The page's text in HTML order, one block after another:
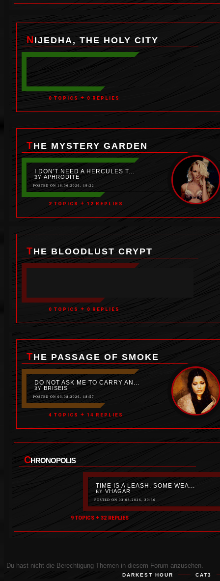
NIJEDHA, THE HOLY CITY
0 TOPICS + 0 REPLIES
THE MYSTERY GARDEN
I DON'T NEED A HERCULES T...
BY APHRODITE
POSTED ON 16.06.2026, 19:22
2 TOPICS + 12 REPLIES
THE BLOODLUST CRYPT
0 TOPICS + 0 REPLIES
THE PASSAGE OF SMOKE
DO NOT ASK ME TO CARRY AN...
BY BRISEIS
POSTED ON 03.08.2026, 18:57
4 TOPICS + 14 REPLIES
CHRONOPOLIS
TIME IS A LEASH. SOME WEA...
BY VHAGAR
POSTED ON 03.08.2026, 20:36
9 TOPICS + 32 REPLIES
Du hast nicht die Berechtigung Themen in diesem Forum anzusehen.
DARKEST HOUR CAT3